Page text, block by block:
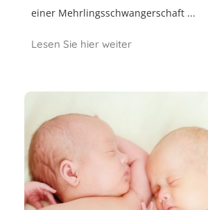
einer Mehrlingsschwangerschaft ...
Lesen Sie hier weiter